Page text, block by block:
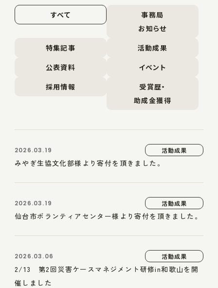
すべて
事務局
お知らせ
特集記事
活動成果
公表資料
イベント
採用情報
受賞歴・
助成金獲得
2026.03.19 活動成果
みやぎ生協文化部様より寄付を頂きました。
2026.03.19 活動成果
仙台市ボランティアセンター様より寄付を頂きました。
2026.03.06 活動成果
2/13 第2回災害ケースマネジメント研修in和歌山を開
催しました